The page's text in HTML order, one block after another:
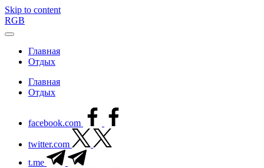
Skip to content
RGB
Главная
Отдых
Главная
Отдых
facebook.com
twitter.com
t.me